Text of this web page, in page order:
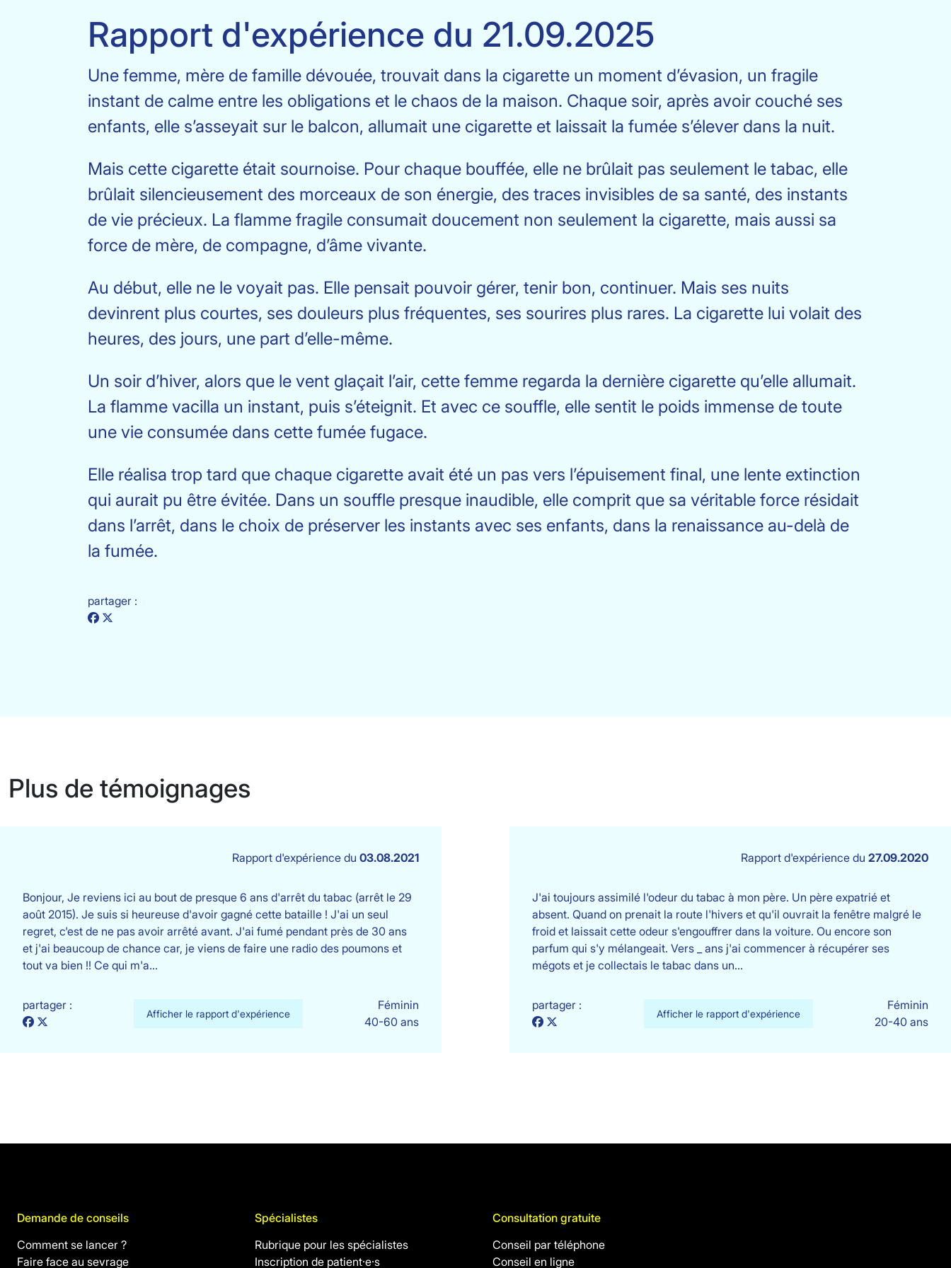
Rapport d'expérience du 21.09.2025
Une femme, mère de famille dévouée, trouvait dans la cigarette un moment d’évasion, un fragile
instant de calme entre les obligations et le chaos de la maison. Chaque soir, après avoir couché ses
enfants, elle s’asseyait sur le balcon, allumait une cigarette et laissait la fumée s’élever dans la nuit.
Mais cette cigarette était sournoise. Pour chaque bouffée, elle ne brûlait pas seulement le tabac, elle
brûlait silencieusement des morceaux de son énergie, des traces invisibles de sa santé, des instants
de vie précieux. La flamme fragile consumait doucement non seulement la cigarette, mais aussi sa
force de mère, de compagne, d’âme vivante.
Au début, elle ne le voyait pas. Elle pensait pouvoir gérer, tenir bon, continuer. Mais ses nuits
devinrent plus courtes, ses douleurs plus fréquentes, ses sourires plus rares. La cigarette lui volait des
heures, des jours, une part d’elle-même.
Un soir d’hiver, alors que le vent glaçait l’air, cette femme regarda la dernière cigarette qu’elle allumait.
La flamme vacilla un instant, puis s’éteignit. Et avec ce souffle, elle sentit le poids immense de toute
une vie consumée dans cette fumée fugace.
Elle réalisa trop tard que chaque cigarette avait été un pas vers l’épuisement final, une lente extinction
qui aurait pu être évitée. Dans un souffle presque inaudible, elle comprit que sa véritable force résidait
dans l’arrêt, dans le choix de préserver les instants avec ses enfants, dans la renaissance au-delà de
la fumée.
partager :
Plus de témoignages
Rapport d'expérience du 03.08.2021
Bonjour, Je reviens ici au bout de presque 6 ans d'arrêt du tabac (arrêt le 29
août 2015). Je suis si heureuse d'avoir gagné cette bataille ! J'ai un seul
regret, c'est de ne pas avoir arrêté avant. J'ai fumé pendant près de 30 ans
et j'ai beaucoup de chance car, je viens de faire une radio des poumons et
tout va bien !! Ce qui m'a…
partager :
Afficher le rapport d'expérience
Féminin
40-60 ans
Rapport d'expérience du 27.09.2020
J'ai toujours assimilé l'odeur du tabac à mon père. Un père expatrié et
absent. Quand on prenait la route l'hivers et qu'il ouvrait la fenêtre malgré le
froid et laissait cette odeur s'engouffrer dans la voiture. Ou encore son
parfum qui s'y mélangeait. Vers _ ans j'ai commencer à récupérer ses
mégots et je collectais le tabac dans un…
partager :
Afficher le rapport d'expérience
Féminin
20-40 ans
Demande de conseils
Comment se lancer ?
Faire face au sevrage
Spécialistes
Rubrique pour les spécialistes
Inscription de patient·e·s
Consultation gratuite
Conseil par téléphone
Conseil en ligne